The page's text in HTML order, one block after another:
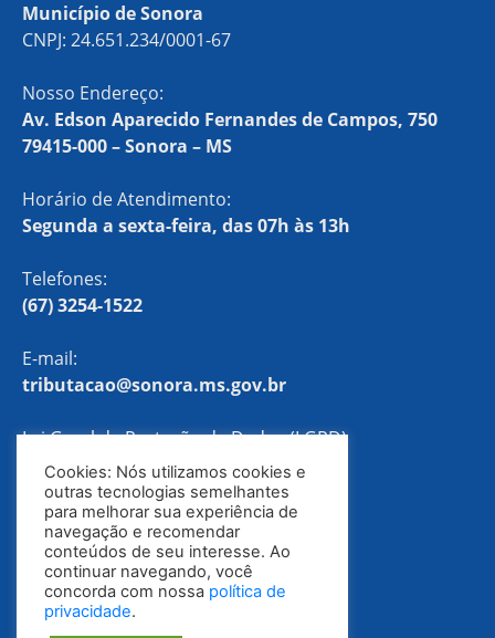
Município de Sonora
CNPJ: 24.651.234/0001-67
Nosso Endereço:
Av. Edson Aparecido Fernandes de Campos, 750
79415-000 – Sonora – MS
Horário de Atendimento:
Segunda a sexta-feira, das 07h às 13h
Telefones:
(67) 3254-1522
E-mail:
tributacao@sonora.ms.gov.br
Lei Geral de Proteção de Dados (LGPD)
Política de Privacidade
Cookies: Nós utilizamos cookies e
outras tecnologias semelhantes
para melhorar sua experiência de
navegação e recomendar
conteúdos de seu interesse. Ao
continuar navegando, você
concorda com nossa política de
privacidade.